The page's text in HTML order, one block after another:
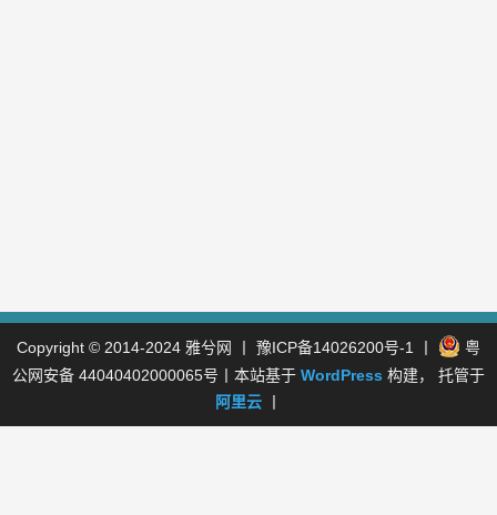
Copyright © 2014-2024 雅兮网 豫ICP备14026200号-1
粤
公网安备 44040402000065号 丨本站基于 WordPress 构建， 托管于
阿里云